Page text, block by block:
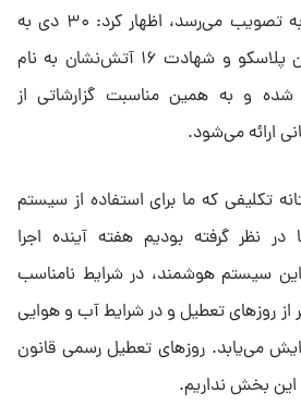
لایحه متمم سال ۱۴۰۳ به تصویب می‌رسد، اظهار کرد: ۳۰ دی به
دلیل آتش‌سوزی ساختمان پلاسکو و شهادت ۱۶ آتش‌نشان به نام
شده و به همین مناسبت گزارشاتی از
ارائه می‌شود.
تکلیفی که ما برای استفاده از سیستم
در نظر گرفته بودیم هفته آینده اجرا
سیستم هوشمند، در شرایط نامناسب
از روزهای تعطیل و در شرایط آب و هوایی
درصد افزایش می‌یابد. روزهای تعطیل رسمی قانون
این بخش نداریم.